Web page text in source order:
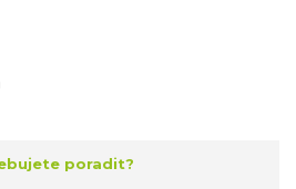
poradit?